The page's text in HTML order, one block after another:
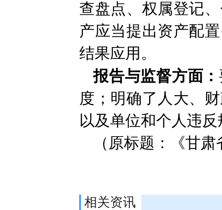
查盘点、权属登记
产应当提出资产配
结果应用。
报告与监督方面：
度；明确了人大、
以及单位和个人违
（原标题：《甘
相关资讯